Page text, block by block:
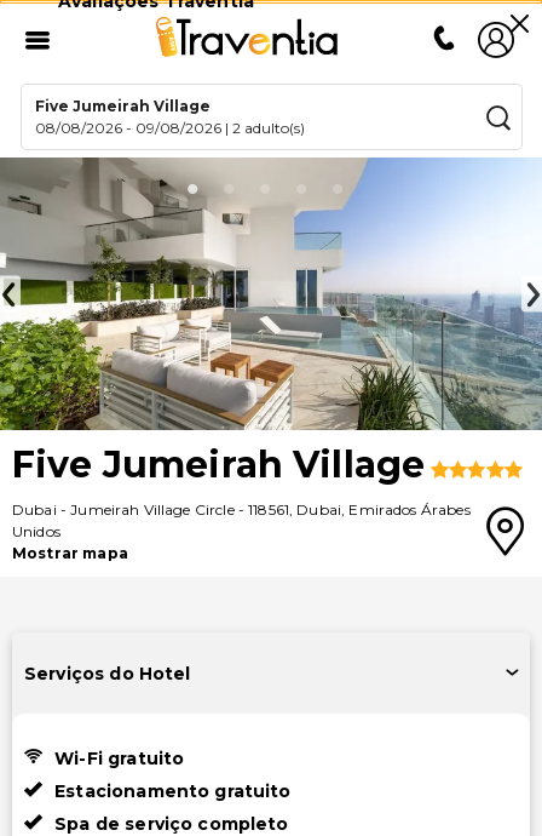
Five Jumeirah Village
08/08/2026 - 09/08/2026 |2 adulto(s)
Five Jumeirah Village
Dubai -Jumeirah Village Circle-118561, Dubai, Emirados Árabes
Unidos
Mostrar mapa
Serviços do Hotel
Wi-Fi gratuito
Estacionamento gratuito
Spa de serviço completo